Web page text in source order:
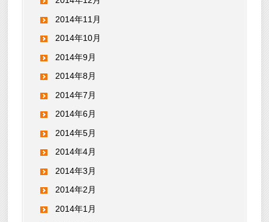
2014年11月
2014年10月
2014年9月
2014年8月
2014年7月
2014年6月
2014年5月
2014年4月
2014年3月
2014年2月
2014年1月